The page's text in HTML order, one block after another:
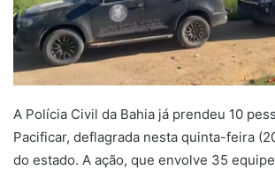
A Polícia Civil da Bahia já prendeu 10
Pacificar, deflagrada nesta quinta-feira
do estado. A ação, que envolve 35